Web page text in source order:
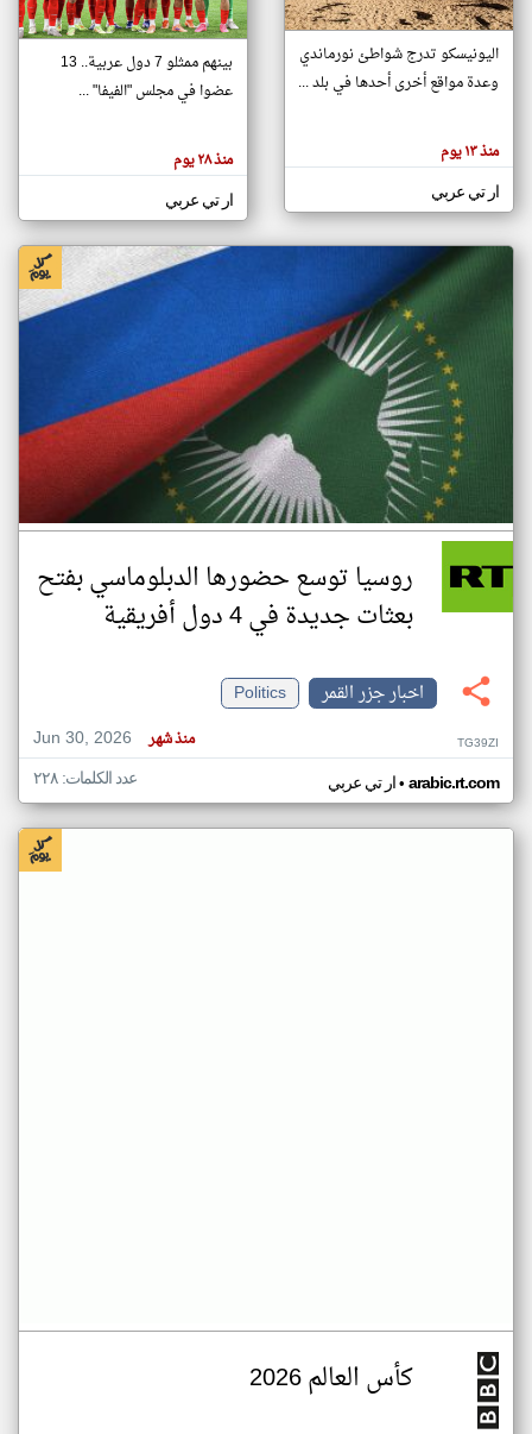
تغيير الدولة
اخبار جزر القمر على مدار الساعة
أهم اخبار جزر القمر العاجلة والمباشرة
هنا عن
وجهة
كاتبيها.
اليونيسكو تدرج شواطئ نورماندي
وعدة مواقع أخرى أحدها في بلد ...
منذ ١٣ يوم
ار تي عربي
بينهم ممثلو 7 دول عربية.. 13
عضوا في مجلس "الفيفا" ...
منذ ٢٨ يوم
ار تي عربي
روسيا توسع حضورها الدبلوماسي بفتح
بعثات جديدة في 4 دول أفريقية
اخبار جزر القمر
Politics
Jun 30, 2026
منذ شهر TG39ZI
ار تي عربي• arabic.rt.com عدد الكلمات: ٢٢٨
كأس العالم 2026
klyoum.com